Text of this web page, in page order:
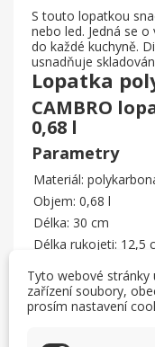
S touto lopatkou
nebo led. Jedná se
do každé kuchyně.
usnadňuje
Lopatka
CAMBRO
0,68 l
Parametry
Materiál:
Objem: 0,68 l
Délka: 30 cm
Délka rukojeti: 12,5
Výška lopatky: 6 cm
Šířka lopatky
Tyto webové stránky
zařízení soubory,
prosím nastavení